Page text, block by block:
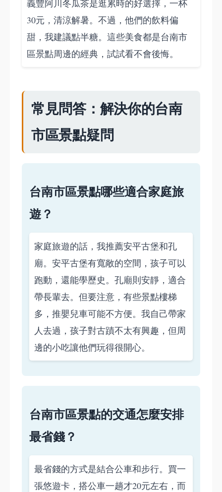
義豐阿川冬瓜茶是逛累時的好選擇，一杯
30元，清涼解暑。不過，他們的飲料偏
甜，我建議點半糖。這些美食都是台南市
區景點周邊的經典，試試看不會後悔。
常見問答：解決你的台南
市區景點疑問
台南市區景點哪些適合家庭旅
遊？
家庭旅遊的話，我推薦安平古堡和孔
廟。安平古堡有寬敞的空間，孩子可以
跑動，還能學歷史。孔廟則安靜，適合
帶長輩去。但要注意，有些景點樓梯
多，推嬰兒車可能不方便。我自己帶家
人去過，孩子對古蹟不太有興趣，但周
邊的小吃讓他們玩得很開心。
台南市區景點的交通怎麼安排
最省錢？
最省錢的方式是結合公車和步行。買一
張悠遊卡，搭公車一趟才20元左右，而